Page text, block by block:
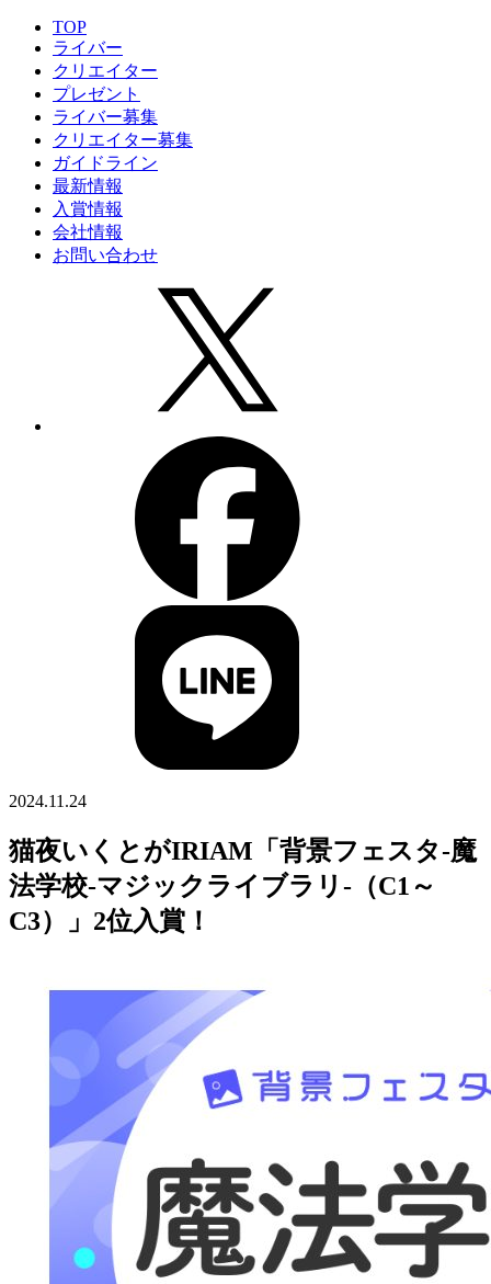
TOP
ライバー
クリエイター
プレゼント
ライバー募集
クリエイター募集
ガイドライン
最新情報
入賞情報
会社情報
お問い合わせ
2024.11.24
猫夜いくとがIRIAM「背景フェスタ-魔
法学校-マジックライブラリ-（C1～
C3）」2位入賞！